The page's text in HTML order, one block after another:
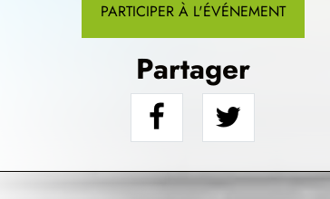
PARTICIPER À L'ÉVÉNEMENT
Partager